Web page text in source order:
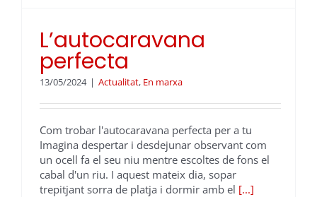
L’autocaravana
perfecta
13/05/2024 | Actualitat, En marxa
Com trobar l'autocaravana perfecta per a tu
Imagina despertar i desdejunar observant com
un ocell fa el seu niu mentre escoltes de fons el
cabal d'un riu. I aquest mateix dia, sopar
trepitjant sorra de platja i dormir amb el [...]